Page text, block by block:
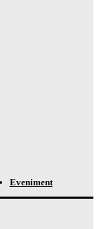
Eveniment